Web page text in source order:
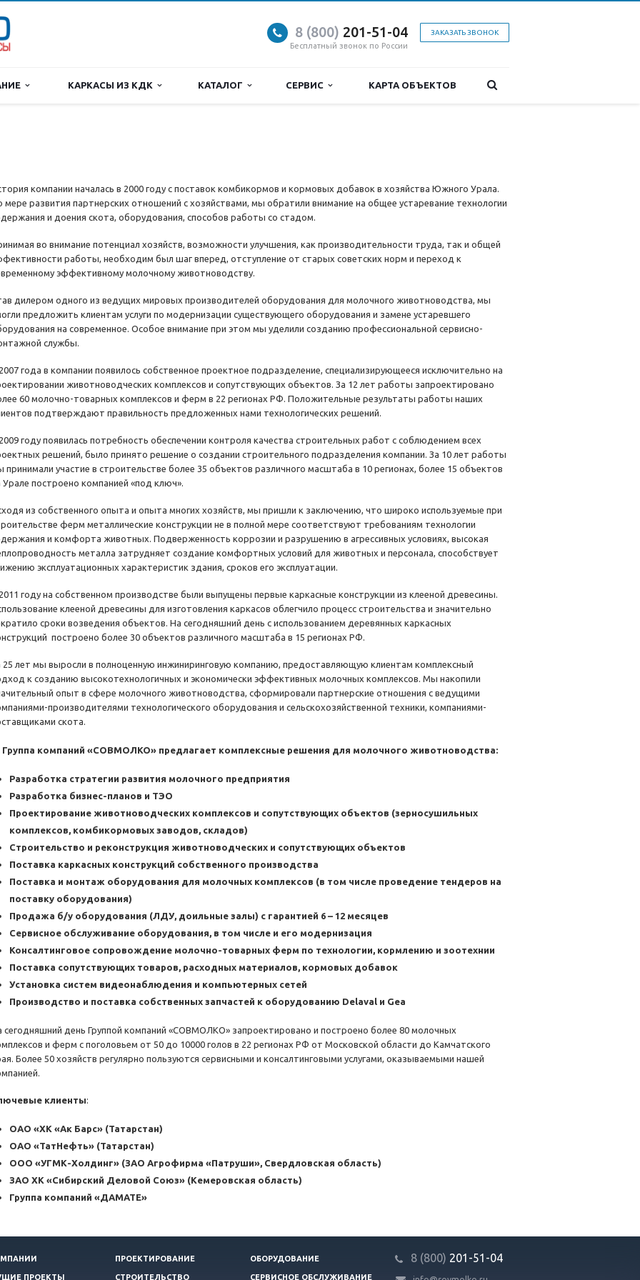
ЗАКАЗАТЬ ЗВОНОК
8 (800) 201-51-04
Бесплатный звонок по России
КАРКАСЫ ИЗ КДК КАТАЛОГ СЕРВИС КАРТА ОБЪЕКТОВ
компании началась в 2000 году с поставок комбикормов и кормовых добавок в хозяйства Южного Урала.
мере развития партнерских отношений с хозяйствами, мы обратили внимание на общее устаревание технологии
и доения скота, оборудования, способов работы со стадом.
во внимание потенциал хозяйств, возможности улучшения, как производительности труда, так и общей
работы, необходим был шаг вперед, отступление от старых советских норм и переход к
эффективному молочному животноводству.
дилером одного из ведущих мировых производителей оборудования для молочного животноводства, мы
предложить клиентам услуги по модернизации существующего оборудования и замене устаревшего
на современное. Особое внимание при этом мы уделили созданию профессиональной сервисно-
службы.
года в компании появилось собственное проектное подразделение, специализирующееся исключительно на
животноводческих комплексов и сопутствующих объектов. За 12 лет работы запроектировано
60 молочно-товарных комплексов и ферм в 22 регионах РФ. Положительные результаты работы наших
подтверждают правильность предложенных нами технологических решений.
году появилась потребность обеспечении контроля качества строительных работ с соблюдением всех
решений, было принято решение о создании строительного подразделения компании. За 10 лет работы
принимали участие в строительстве более 35 объектов различного масштаба в 10 регионах, более 15 объектов
Урале построено компанией «под ключ».
из собственного опыта и опыта многих хозяйств, мы пришли к заключению, что широко используемые при
ферм металлические конструкции не в полной мере соответствуют требованиям технологии
и комфорта животных. Подверженность коррозии и разрушению в агрессивных условиях, высокая
металла затрудняет создание комфортных условий для животных и персонала, способствует
эксплуатационных характеристик здания, сроков его эксплуатации.
году на собственном производстве были выпущены первые каркасные конструкции из клееной древесины.
клееной древесины для изготовления каркасов облегчило процесс строительства и значительно
сроки возведения объектов. На сегодняшний день с использованием деревянных каркасных
построено более 30 объектов различного масштаба в 15 регионах РФ.
25 лет мы выросли в полноценную инжиниринговую компанию, предоставляющую клиентам комплексный
к созданию высокотехнологичных и экономически эффективных молочных комплексов. Мы накопили
опыт в сфере молочного животноводства, сформировали партнерские отношения с ведущими
производителями технологического оборудования и сельскохозяйственной техники, компаниями-
скота.
Группа компаний «СОВМОЛКО» предлагает комплексные решения для молочного животноводства:
Разработка стратегии развития молочного предприятия
Разработка бизнес-планов и ТЭО
Проектирование животноводческих комплексов и сопутствующих объектов (зерносушильных
комплексов, комбикормовых заводов, складов)
Строительство и реконструкция животноводческих и сопутствующих объектов
Поставка каркасных конструкций собственного производства
Поставка и монтаж оборудования для молочных комплексов (в том числе проведение тендеров на
поставку оборудования)
Продажа б/у оборудования (ЛДУ, доильные залы) с гарантией 6 – 12 месяцев
Сервисное обслуживание оборудования, в том числе и его модернизация
Консалтинговое сопровождение молочно-товарных ферм по технологии, кормлению и зоотехнии
Поставка сопутствующих товаров, расходных материалов, кормовых добавок
Установка систем видеонаблюдения и компьютерных сетей
Производство и поставка собственных запчастей к оборудованию Delaval и Gea
сегодняшний день Группой компаний «СОВМОЛКО» запроектировано и построено более 80 молочных
и ферм с поголовьем от 50 до 10000 голов в 22 регионах РФ от Московской области до Камчатского
Более 50 хозяйств регулярно пользуются сервисными и консалтинговыми услугами, оказываемыми нашей
клиенты:
ОАО «ХК «Ак Барс» (Татарстан)
ОАО «ТатНефть» (Татарстан)
ООО «УГМК-Холдинг» (ЗАО Агрофирма «Патруши», Свердловская область)
ЗАО ХК «Сибирский Деловой Союз» (Кемеровская область)
Группа компаний «ДАМАТЕ»
ПРОЕКТИРОВАНИЕ ОБОРУДОВАНИЕ
ПРОЕКТЫ СТРОИТЕЛЬСТВО СЕРВИСНОЕ ОБСЛУЖИВАНИЕ
8 (800) 201-51-04